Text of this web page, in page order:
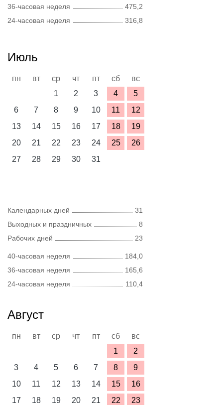
36-часовая неделя
475,2
24-часовая неделя
316,8
Июль
пн вт ср чт пт сб
вс
1
2 3 4
5
6
7 8 9 10 11
12
13
14 15 16 17 18
19
20
21 22 23 24 25
26
27
28 29 30 31
Календарных дней
31
Выходных и праздничных
8
Рабочих дней
23
40-часовая неделя
184,0
36-часовая неделя
165,6
24-часовая неделя
110,4
Август
пн вт ср чт пт сб
вс
1
2
3
4 5 6 7 8
9
10
11 12 13 14 15
16
17
18 19 20 21 22
23